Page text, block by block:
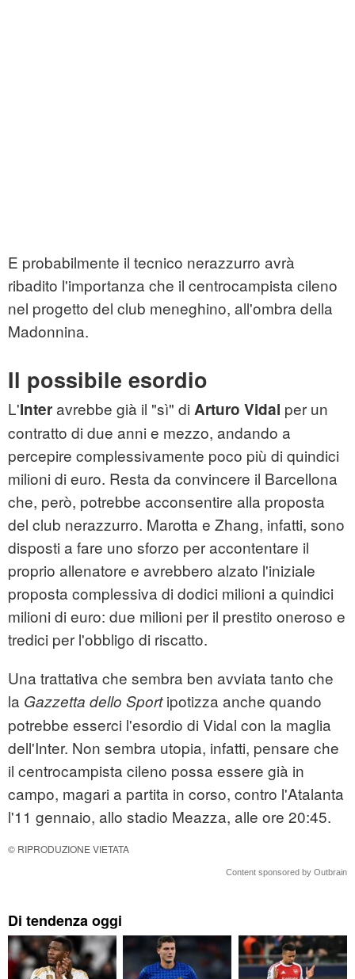
E probabilmente il tecnico nerazzurro avrà
ribadito l'importanza che il centrocampista cileno
nel progetto del club meneghino, all'ombra della
Madonnina.
Il possibile esordio
L'Interavrebbe già il "sì" di Arturo Vidal per un
contratto di due anni e mezzo, andando a
percepire complessivamente poco più di quindici
milioni di euro. Resta da convincere il Barcellona
che, però, potrebbe acconsentire alla proposta
del club nerazzurro. Marotta e Zhang, infatti, sono
disposti a fare uno sforzo per accontentare il
proprio allenatore e avrebbero alzato l'iniziale
proposta complessiva di dodici milioni a quindici
milioni di euro: due milioni per il prestito oneroso e
tredici per l'obbligo di riscatto.
Una trattativa che sembra ben avviata tanto che
la Gazzetta dello Sportipotizza anche quando
potrebbe esserci l'esordio di Vidal con la maglia
dell'Inter. Non sembra utopia, infatti, pensare che
il centrocampista cileno possa essere già in
campo, magari a partita in corso, contro l'Atalanta
l'11 gennaio, allo stadio Meazza, alle ore 20:45.
© RIPRODUZIONE VIETATA
Content sponsored by Outbrain
Di tendenza oggi